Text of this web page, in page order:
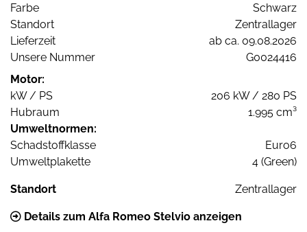
Farbe
Schwarz
Standort
Zentrallager
Lieferzeit
ab ca. 09.08.2026
Unsere Nummer
G0024416
Motor:
kW / PS
206 kW / 280 PS
Hubraum
1.995 cm³
Umweltnormen:
Schadstoffklasse
Euro6
Umweltplakette
4 (Green)
Standort Zentrallager
Details zum Alfa Romeo Stelvio anzeigen